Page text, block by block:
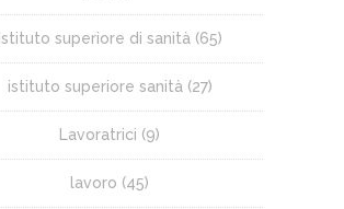
Istituto superiore di sanità (65)
istituto superiore sanità (27)
Lavoratrici (9)
lavoro (45)